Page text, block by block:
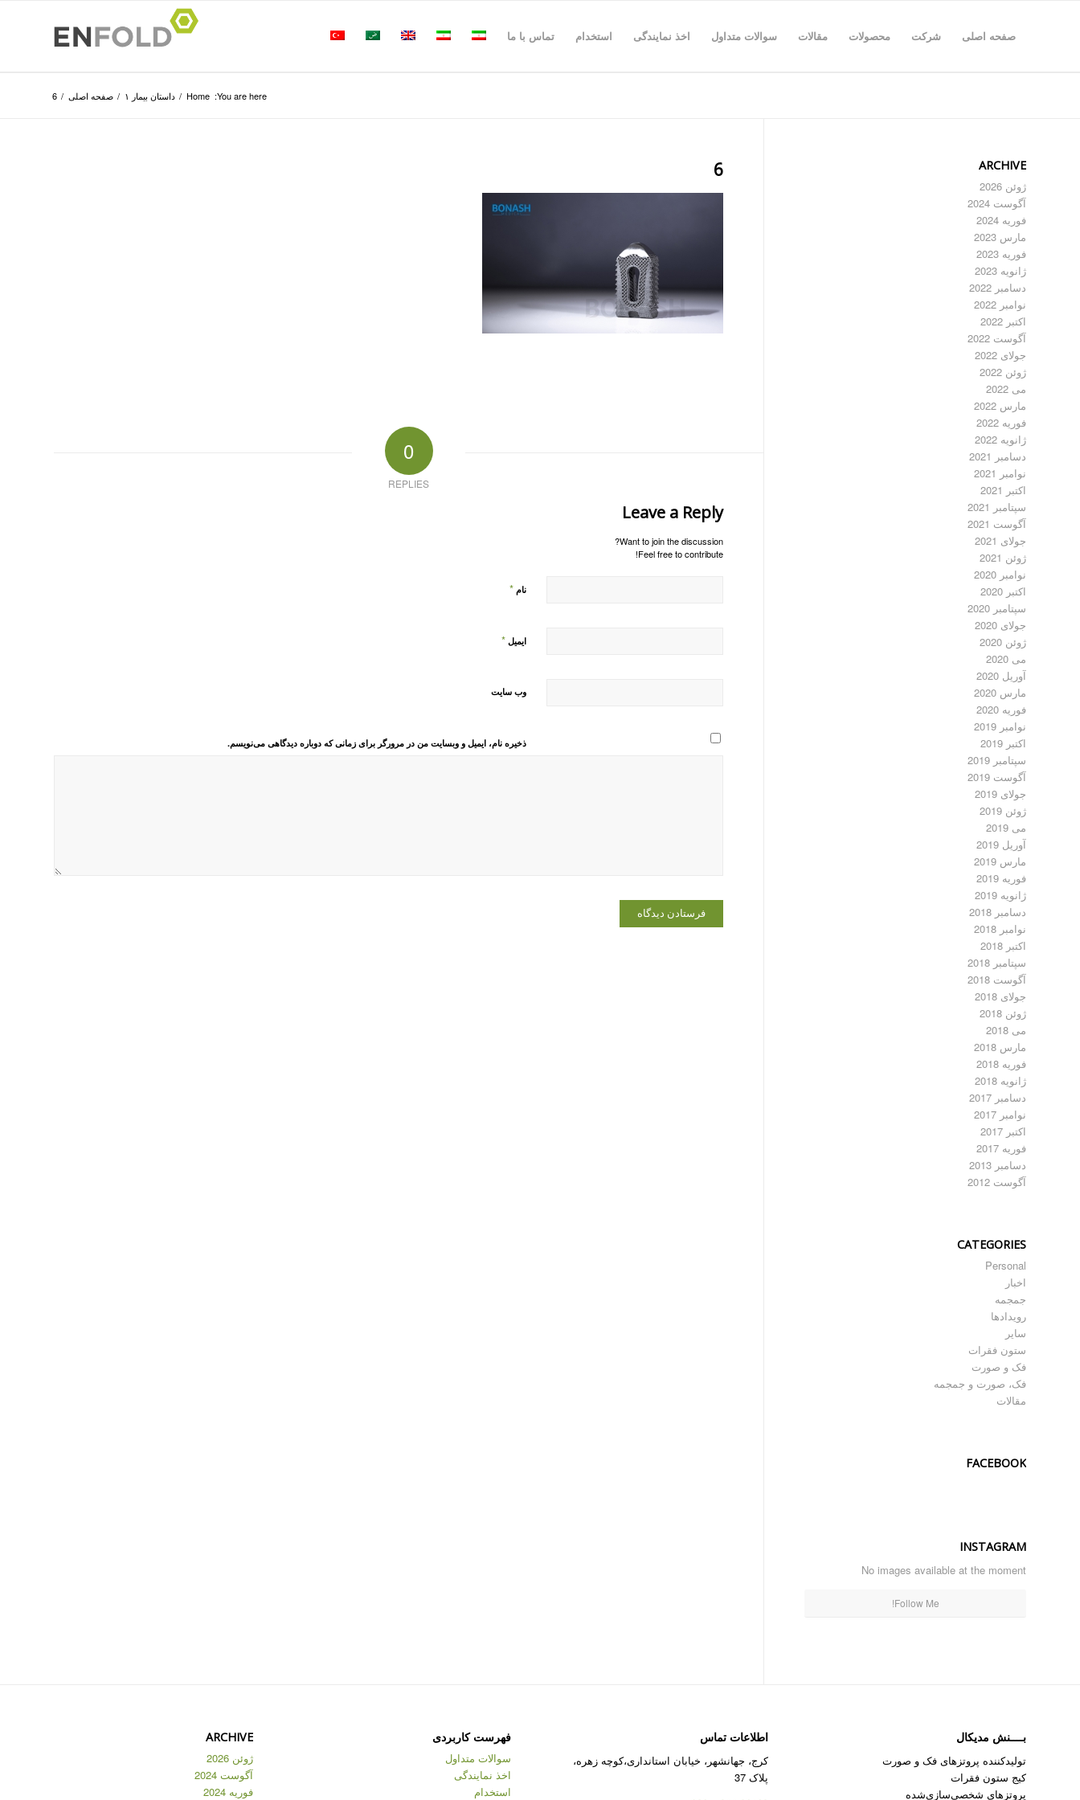
صفحه اصلی شرکت محصولات مقالات سوالات متداول اخذ نمایندگی استخدام تماس با ما
You are here:
Home
/ داستان بیمار ۱ / صفحه اصلی /
6
6
0
REPLIES
Leave a Reply
Want to join the discussion?
Feel free to contribute!
نام *
ایمیل *
وب‌ سایت
ذخیره نام، ایمیل و وبسایت من در مرورگر برای زمانی که دوباره دیدگاهی می‌نویسم.
ARCHIVE
ژوئن 2026
آگوست 2024
فوریه 2024
مارس 2023
فوریه 2023
ژانویه 2023
دسامبر 2022
نوامبر 2022
اکتبر 2022
آگوست 2022
جولای 2022
ژوئن 2022
می 2022
مارس 2022
فوریه 2022
ژانویه 2022
دسامبر 2021
نوامبر 2021
اکتبر 2021
سپتامبر 2021
آگوست 2021
جولای 2021
ژوئن 2021
نوامبر 2020
اکتبر 2020
سپتامبر 2020
جولای 2020
ژوئن 2020
می 2020
آوریل 2020
مارس 2020
فوریه 2020
نوامبر 2019
اکتبر 2019
سپتامبر 2019
آگوست 2019
جولای 2019
ژوئن 2019
می 2019
آوریل 2019
مارس 2019
فوریه 2019
ژانویه 2019
دسامبر 2018
نوامبر 2018
اکتبر 2018
سپتامبر 2018
آگوست 2018
جولای 2018
ژوئن 2018
می 2018
مارس 2018
فوریه 2018
ژانویه 2018
دسامبر 2017
نوامبر 2017
اکتبر 2017
فوریه 2017
دسامبر 2013
آگوست 2012
CATEGORIES
Personal
اخبار
جمجمه
رویدادها
سایر
ستون فقرات
فک و صورت
فک، صورت و جمجمه
مقالات
FACEBOOK
INSTAGRAM
No images available at the moment
Follow Me!
بــــنش مدیکال
تولیدکننده پروتزهای فک و صورت
کیج ستون فقرات
پروتزهای شخصی‌سازی‌شده
اطلاعات تماس
کرج، جهانشهر، خیابان استانداری،کوچه زهره،
پلاک 37
فهرست کاربردی
سوالات متداول
اخذ نمایندگی
استخدام
ARCHIVE
ژوئن 2026
آگوست 2024
فوریه 2024